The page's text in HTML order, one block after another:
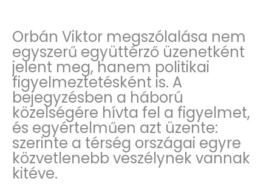
Orbán Viktor megszólalása nem
egyszerű együttérző üzenetként
jelent meg, hanem politikai
figyelmeztetésként is. A
bejegyzésben a háború
közelségére hívta fel a figyelmet,
és egyértelműen azt üzente:
szerinte a térség országai egyre
közvetlenebb veszélynek vannak
kitéve.